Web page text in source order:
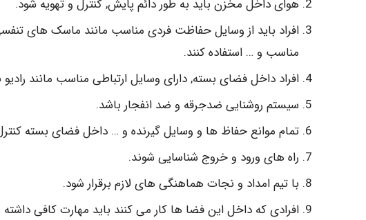
هوای داخل مخزن باید به طور دائم پایش, کنترل و تهویه شود.
مناسب و … استفاده کنند.
افراد داخل فضای بسته, دارای وسایل ارتباطی مناسب مانند رادیو
سیستم روشنایی ضدجرقه و ضد انفجار باشد.
تمام موانع حفاظ ها و وسایل گیرنده و … داخل فضای بسته
راه های ورود و خروج شناسایی شوند.
با تیم امداد و نجات هماهنگی های لازم برقرار شود.
افرادی که داخل این فضا ها کار می کنند باید مهارت کافی داشته